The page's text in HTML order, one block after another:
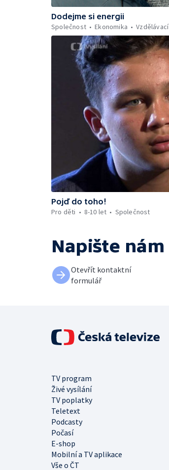
Dodejme si energii
Společnost
Ekonomika Vzdělávací
Pojď do toho!
Pro děti
8-10 let Společnost
Napište nám
Otevřít kontaktní
formulář
TV program
Živé vysílání
TV poplatky
Teletext
Podcasty
Počasí
E-shop
Mobilní a TV aplikace
Vše o ČT